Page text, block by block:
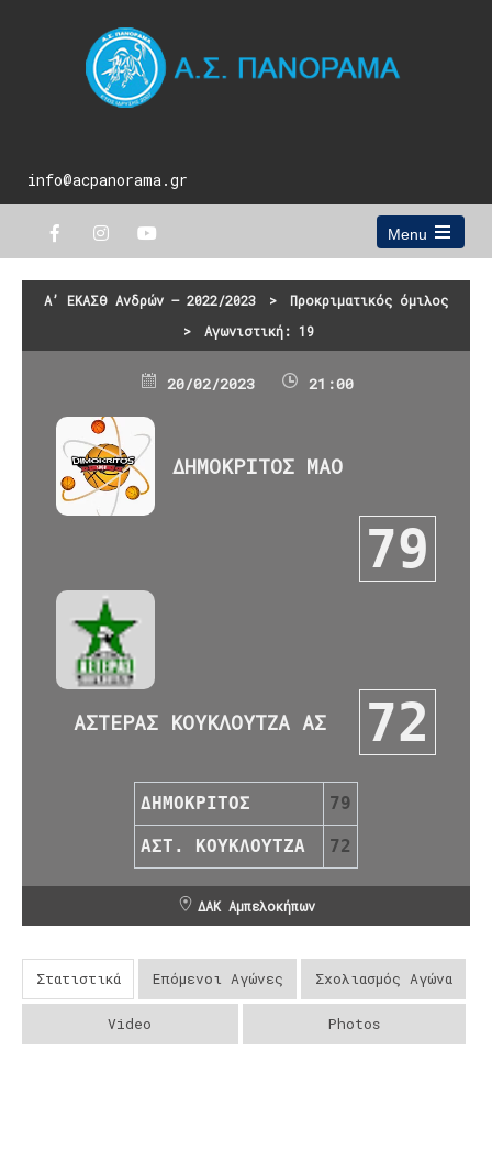
info@acpanorama.gr
Menu
Open
main
menu
Α’ ΕΚΑΣΘ Ανδρών – 2022/2023 >
Προκριματικός όμιλος
>
Αγωνιστική: 19
20/02/2023 21:00
ΔΗΜΟΚΡΙΤΟΣ ΜΑΟ
79
ΑΣΤΕΡΑΣ ΚΟΥΚΛΟΥΤΖΑ ΑΣ 72
ΔΗΜΟΚΡΙΤΟΣ 79
ΑΣΤ. ΚΟΥΚΛΟΥΤΖΑ 72
ΔΑΚ Αμπελοκήπων
Στατιστικά Επόμενοι Αγώνες Σχολιασμός Αγώνα
Video Photos